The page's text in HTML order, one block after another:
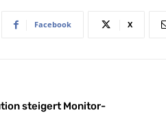
Facebook X
steigert Monitor-